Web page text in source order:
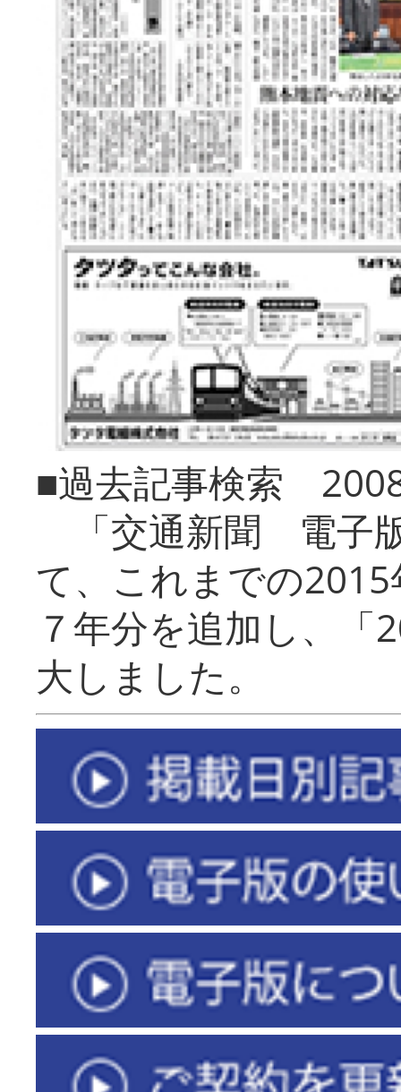
■過去記事検索
「交通新聞 電子
て、これまでの
７年分を追加し、「
大しまし